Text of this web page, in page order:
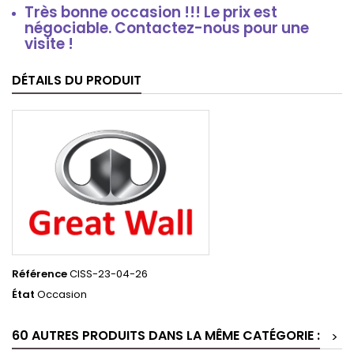
Très bonne occasion !!! Le prix est
négociable. Contactez-nous pour une
visite !
DÉTAILS DU PRODUIT
RéférenceCISS-23-04-26
État Occasion
60 AUTRES PRODUITS DANS LA MÊME CATÉGORIE :
>